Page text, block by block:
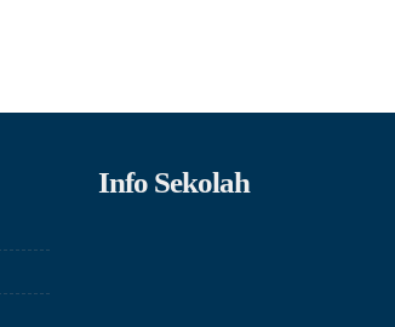
Info Sekolah